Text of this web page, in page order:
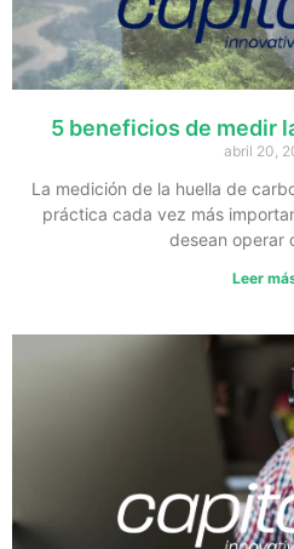
5 beneficios de medir
abril 20,
La medición de la huella de
práctica cada vez más
desean operar
Leer